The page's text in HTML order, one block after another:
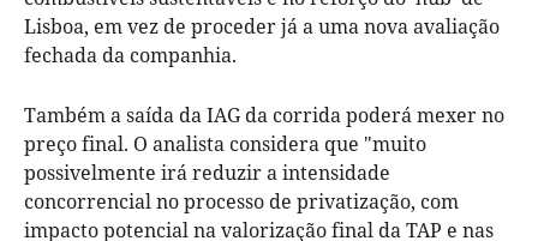
Lisboa, em vez de proceder já a uma nova avaliação
fechada da companhia.
Também a saída da IAG da corrida poderá mexer no
preço final. O analista considera que "muito
possivelmente irá reduzir a intensidade
concorrencial no processo de privatização, com
impacto potencial na valorização final da TAP e nas